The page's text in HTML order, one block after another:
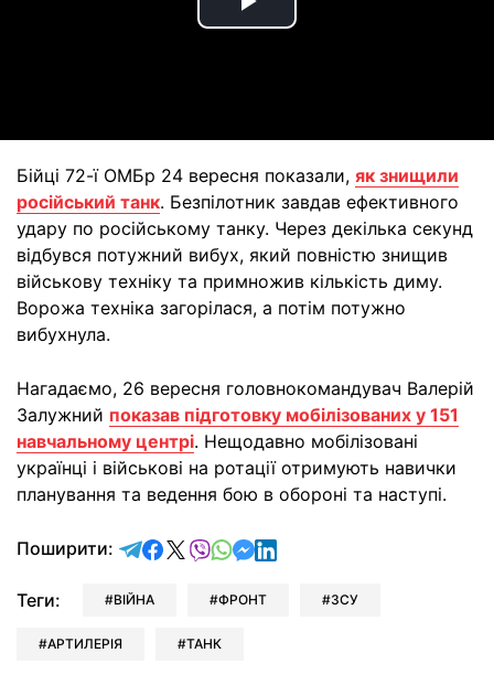
Play
Бійці 72-ї ОМБр 24 вересня показали, як знищили
російський танк. Безпілотник завдав ефективного
удару по російському танку. Через декілька секунд
відбувся потужний вибух, який повністю знищив
військову техніку та примножив кількість диму.
Ворожа техніка загорілася, а потім потужно
вибухнула.
Нагадаємо, 26 вересня головнокомандувач Валерій
Залужний показав підготовку мобілізованих у 151
навчальному центрі. Нещодавно мобілізовані
українці і військові на ротації отримують навички
планування та ведення бою в обороні та наступі.
Поширити: відправити у Telegram
поділитись у Facebook
поділитись у X
відправити у Viber
відправити у Whatsapp
відправити у Messenger
відправити у LinkedIn
Теги: ВІЙНА ФРОНТ ЗСУ
АРТИЛЕРІЯ ТАНК